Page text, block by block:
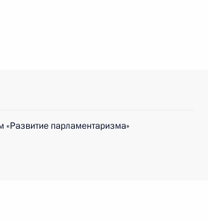
парламентаризма»